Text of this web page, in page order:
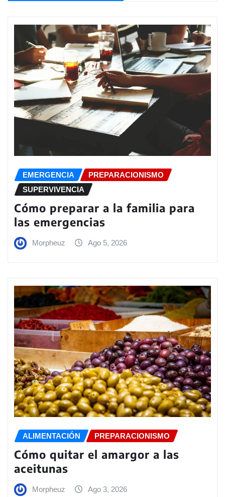
EMERGENCIA
PREPARACIONISMO
SUPERVIVENCIA
Cómo preparar a la familia para
las emergencias
Morpheuz Ago 5, 2026
ALIMENTACIÓN PREPARACIONISMO
Cómo quitar el amargor a las
aceitunas
Morpheuz Ago 3, 2026